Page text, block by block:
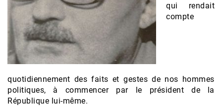
qui rendait
compte
quotidiennement des faits et gestes de nos hommes
politiques, à commencer par le président de la
République lui-même.